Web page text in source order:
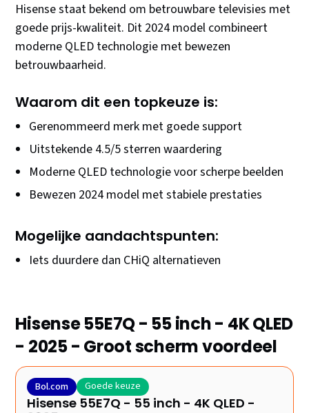
Hisense staat bekend om betrouwbare televisies met
goede prijs-kwaliteit. Dit 2024 model combineert
moderne QLED technologie met bewezen
betrouwbaarheid.
Waarom dit een topkeuze is:
Gerenommeerd merk met goede support
Uitstekende 4.5/5 sterren waardering
Moderne QLED technologie voor scherpe beelden
Bewezen 2024 model met stabiele prestaties
Mogelijke aandachtspunten:
Iets duurdere dan CHiQ alternatieven
Hisense 55E7Q - 55 inch - 4K QLED
- 2025 - Groot scherm voordeel
Bol.com Goede keuze
Hisense 55E7Q - 55 inch - 4K QLED -